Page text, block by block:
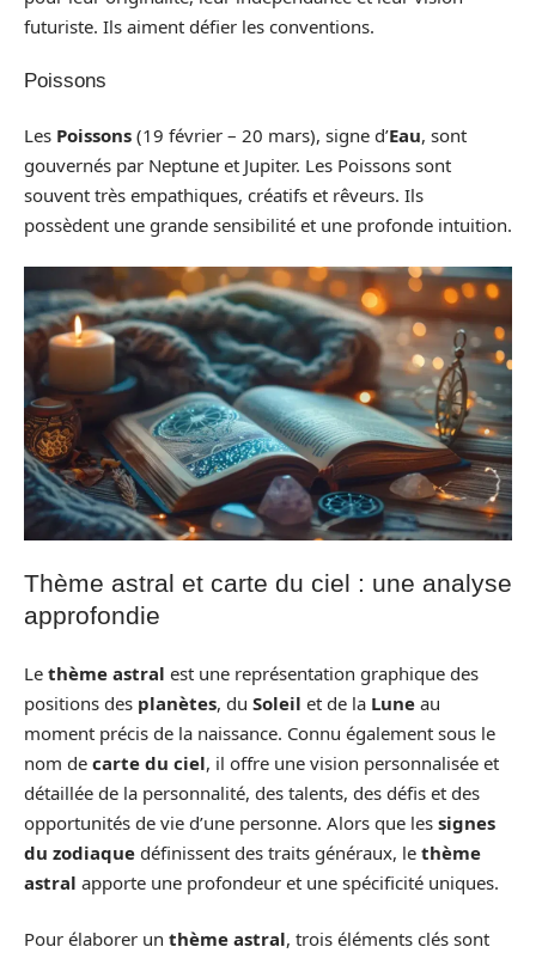
futuriste. Ils aiment défier les conventions.
Poissons
Les Poissons (19 février – 20 mars), signe d’Eau, sont
gouvernés par Neptune et Jupiter. Les Poissons sont
souvent très empathiques, créatifs et rêveurs. Ils
possèdent une grande sensibilité et une profonde intuition.
Thème astral et carte du ciel : une analyse
approfondie
Le thème astral est une représentation graphique des
positions des planètes, du Soleil et de la Lune au
moment précis de la naissance. Connu également sous le
nom de carte du ciel, il offre une vision personnalisée et
détaillée de la personnalité, des talents, des défis et des
opportunités de vie d’une personne. Alors que les signes
du zodiaque définissent des traits généraux, le thème
astral apporte une profondeur et une spécificité uniques.
Pour élaborer un thème astral, trois éléments clés sont